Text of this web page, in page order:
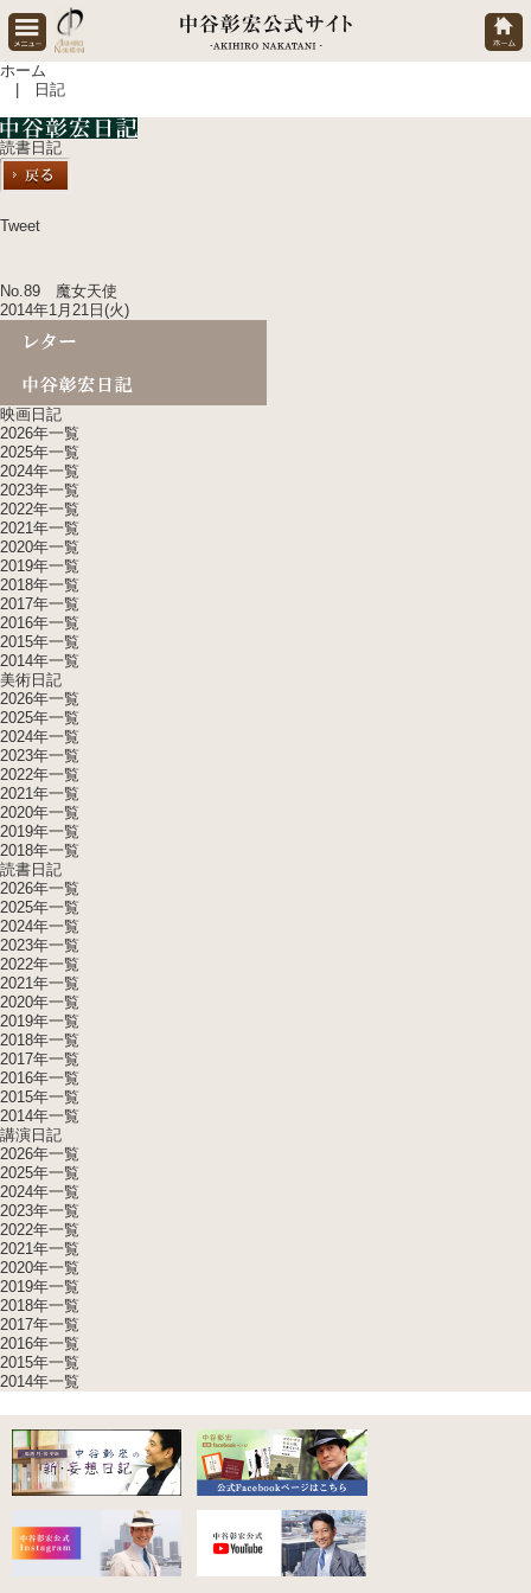
ホーム
| 日記
読書日記
Tweet
No.89 魔女天使
2014年1月21日(火)
映画日記
2026年一覧
2025年一覧
2024年一覧
2023年一覧
2022年一覧
2021年一覧
2020年一覧
2019年一覧
2018年一覧
2017年一覧
2016年一覧
2015年一覧
2014年一覧
美術日記
2026年一覧
2025年一覧
2024年一覧
2023年一覧
2022年一覧
2021年一覧
2020年一覧
2019年一覧
2018年一覧
読書日記
2026年一覧
2025年一覧
2024年一覧
2023年一覧
2022年一覧
2021年一覧
2020年一覧
2019年一覧
2018年一覧
2017年一覧
2016年一覧
2015年一覧
2014年一覧
講演日記
2026年一覧
2025年一覧
2024年一覧
2023年一覧
2022年一覧
2021年一覧
2020年一覧
2019年一覧
2018年一覧
2017年一覧
2016年一覧
2015年一覧
2014年一覧